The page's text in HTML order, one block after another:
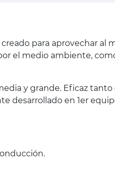
para aprovechar
el medio ambiente,
y grande. Eficaz
desarrollado en 1er